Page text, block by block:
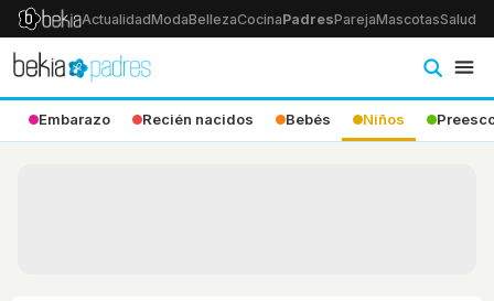
ActualidadModaBellezaCocinaPadresParejaMascotasSalud
Embarazo Recién nacidos Bebés Niños